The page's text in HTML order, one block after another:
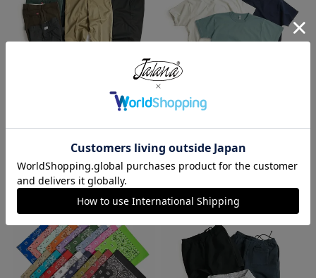
レッドキャップ REDKAP #PT20
¥7,700
ロサンゼルスアパレル LOSANGE
半袖 バインディング ガーメント
¥ 4,990